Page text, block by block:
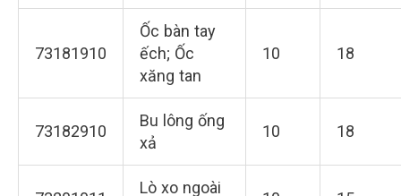
73181910
Ốc bàn tay
ếch; Ốc
xăng tan
10 18
73182910
Bu lông ống
xả
10 18
Lò xo ngoài